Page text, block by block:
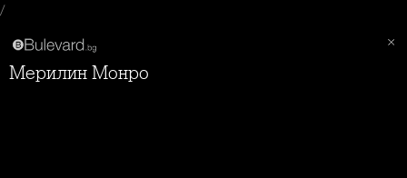
/
Мерилин Монро